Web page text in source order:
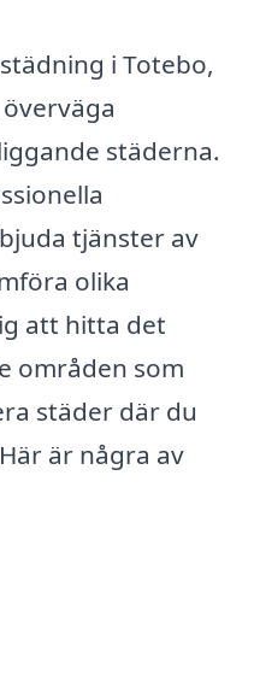
i Totebo,
städerna.
tjänster av
olika
att hitta det
områden som
städer där du
är några av